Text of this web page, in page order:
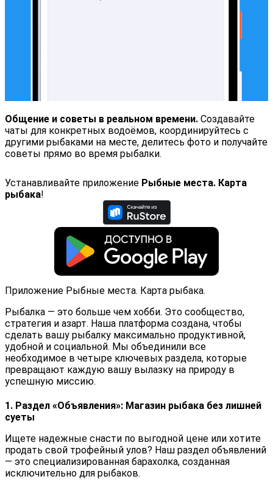
Общение и советы в реальном времени. Создавайте
чаты для конкретных водоёмов, координируйтесь с
другими рыбаками на месте, делитесь фото и получайте
советы прямо во время рыбалки.
Устанавливайте приложение Рыбные места. Карта
рыбака!
Приложение Рыбные места. Карта рыбака.
Рыбалка — это больше чем хобби. Это сообщество,
стратегия и азарт. Наша платформа создана, чтобы
сделать вашу рыбалку максимально продуктивной,
удобной и социальной. Мы объединили все
необходимое в четыре ключевых раздела, которые
превращают каждую вашу вылазку на природу в
успешную миссию.
1. Раздел «Объявления»: Магазин рыбака без лишней
суеты
Ищете надежные снасти по выгодной цене или хотите
продать свой трофейный улов? Наш раздел объявлений
— это специализированная барахолка, созданная
исключительно для рыбаков.